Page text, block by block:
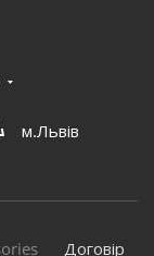
м.Львів
Договір